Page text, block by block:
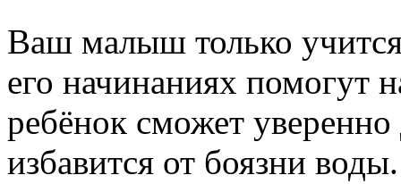
Ваш малыш только
его начинаниях помогут
ребёнок сможет
избавится от боязни